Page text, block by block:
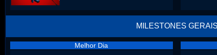
MILESTONES
Melhor Dia